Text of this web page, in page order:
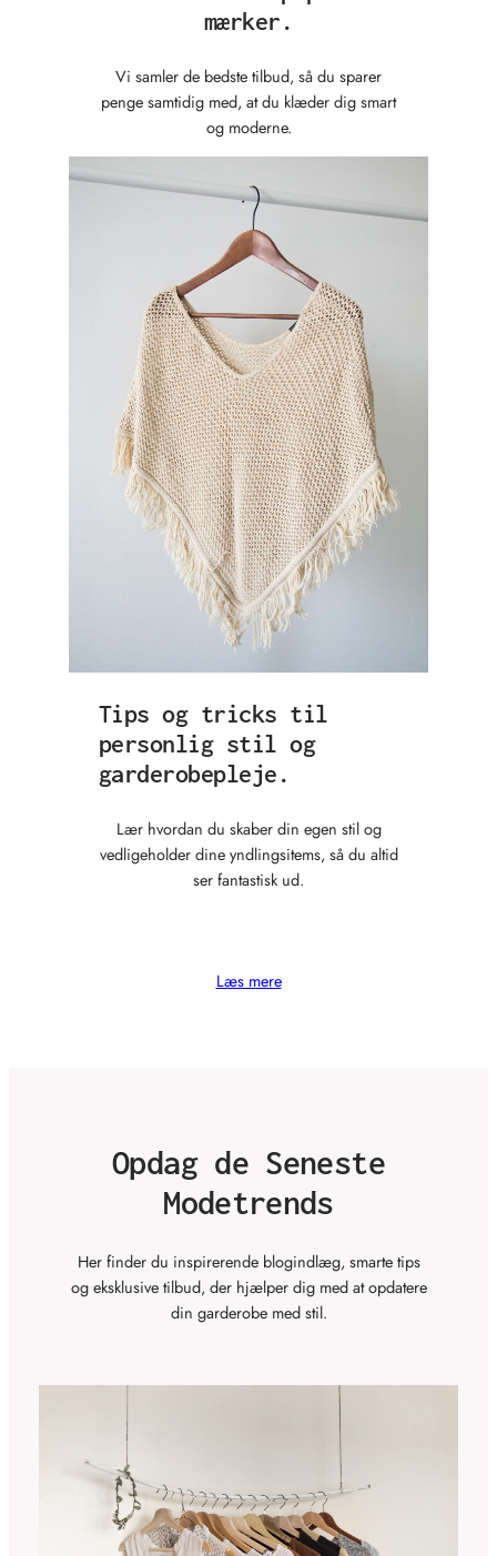
mærker.
Vi samler de bedste tilbud, så du sparer
penge samtidig med, at du klæder dig smart
og moderne.
Tips og tricks til
personlig stil og
garderobepleje.
Lær hvordan du skaber din egen stil og
vedligeholder dine yndlingsitems, så du altid
ser fantastisk ud.
Læs mere
Opdag de Seneste
Modetrends
Her finder du inspirerende blogindlæg, smarte tips
og eksklusive tilbud, der hjælper dig med at opdatere
din garderobe med stil.